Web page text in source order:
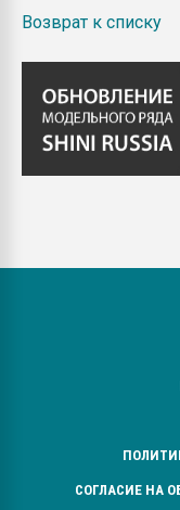
Возврат к списку
СОГЛАСИЕ НА